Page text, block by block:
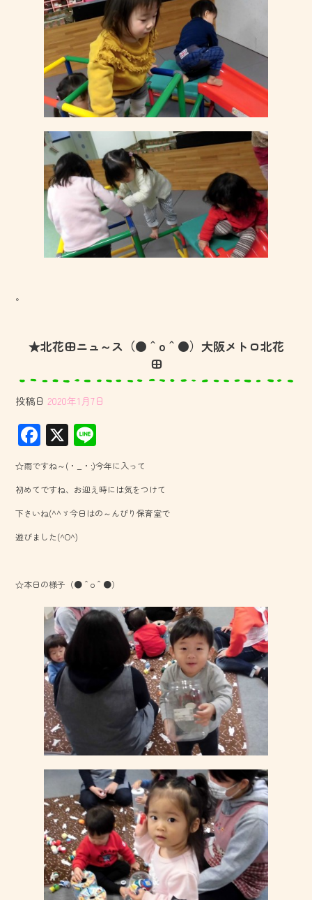
。
★北花田ニュ～ス（●＾o＾●）大阪メトロ北花
田
投稿日 2020年1月7日
F
ac
e
b
o
ok
X
ne
☆雨ですね～(・_・;)今年に入って
初めてですね、お迎え時には気をつけて
下さいね(^^ゞ今日はの～んびり保育室で
遊びました(^O^)
☆本日の様子（●＾o＾●）